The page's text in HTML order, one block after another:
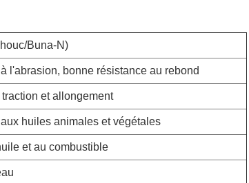
Buna-N)
l'abrasion, bonne résistance au rebond
et allongement
huiles animales et végétales
et au combustible